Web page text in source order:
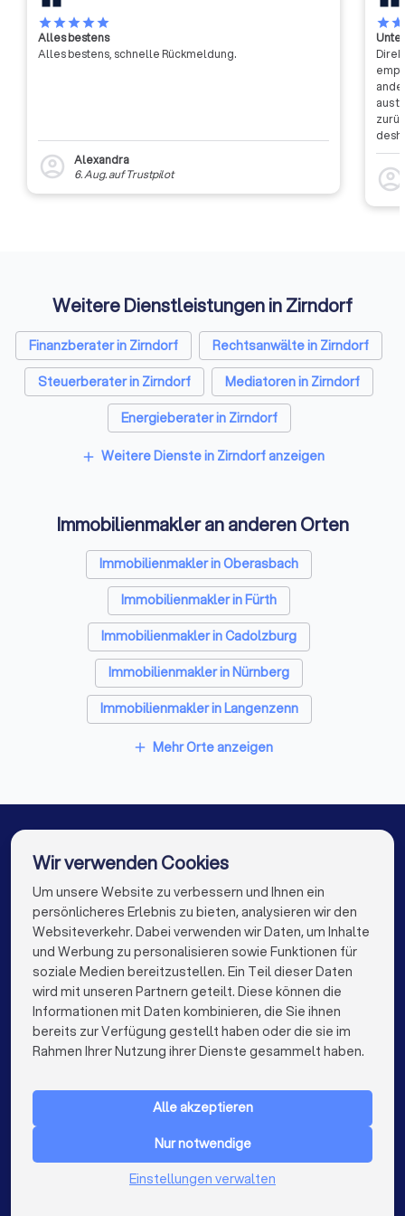
Weiterbildung und
Vertriebsunterstützung
starstarstarstarstar
Alles bestens
Alles bestens, schnelle Rückmeldung.
account_circle
Alexandra
6. Aug.auf Trustpilot
starstar
aus
dass
account_circle
Weitere Dienstleistungen in Zirndorf
Finanzberater in Zirndorf
Rechtsanwälte in Zirndorf
Steuerberater in Zirndorf
Mediatoren in Zirndorf
Energieberater in Zirndorf
add Weitere Dienste in Zirndorf anzeigen
Immobilienmakler an anderen Orten
Immobilienmakler in Oberasbach
Immobilienmakler in Fürth
Immobilienmakler in Cadolzburg
Immobilienmakler in Nürnberg
Immobilienmakler in Langenzenn
Immobilienmakler in Schwabach
Immobilienmakler in Wendelstein
Immobilienmakler in Feucht
Immobilienmakler in Berlin
Immobilienmakler in Hamburg
Immobilienmakler in München
Immobilienmakler in Köln
Immobilienmakler in Stuttgart
Immobilienmakler in Düsseldorf
Immobilienmakler in Dortmund
add Mehr Orte anzeigen
Die besten Immobilienmakler für Sie
info@trustlocal.de
FÜR PRIVATPERSONEN
Niederlande
Wir verwenden Cookies
Um unsere Website zu verbessern und Ihnen ein
persönlicheres Erlebnis zu bieten, analysieren wir den
Websiteverkehr. Dabei verwenden wir Daten, um Inhalte
und Werbung zu personalisieren sowie Funktionen für
soziale Medien bereitzustellen. Ein Teil dieser Daten
wird mit unseren Partnern geteilt. Diese können die
Informationen mit Daten kombinieren, die Sie ihnen
bereits zur Verfügung gestellt haben oder die sie im
Rahmen Ihrer Nutzung ihrer Dienste gesammelt haben.
Alle akzeptieren
Nur notwendige
Einstellungen verwalten